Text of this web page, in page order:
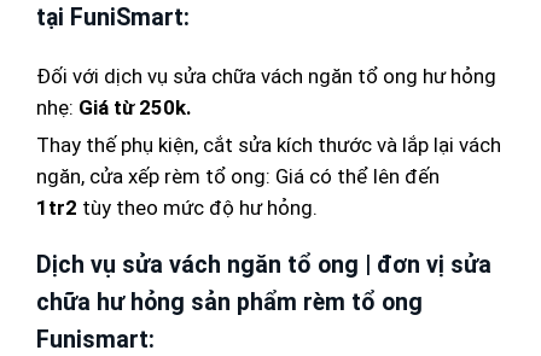
tại FuniSmart:
Đối với dịch vụ sửa chữa vách ngăn tổ ong hư hỏng
nhẹ: Giá từ 250k.
Thay thế phụ kiện, cắt sửa kích thước và lắp lại vách
ngăn, cửa xếp rèm tổ ong: Giá có thể lên đến
1tr2 tùy theo mức độ hư hỏng.
Dịch vụ sửa vách ngăn tổ ong | đơn vị sửa
chữa hư hỏng sản phẩm rèm tổ ong
Funismart: